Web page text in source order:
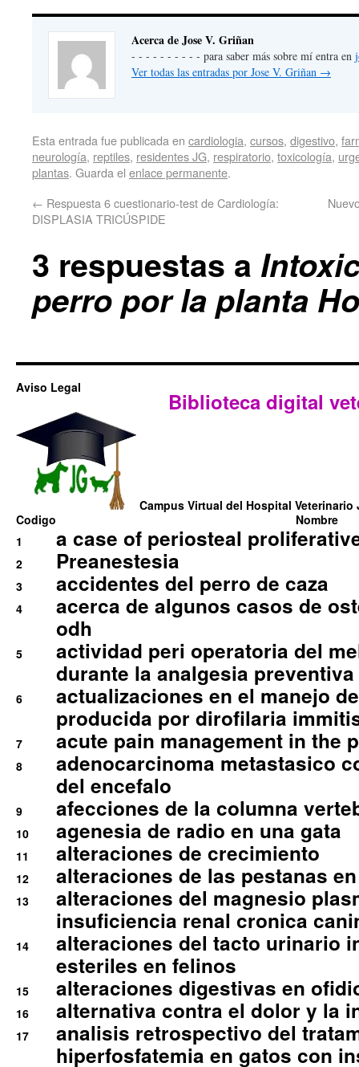
Acerca de Jose V. Griñan
- - - - - - - - - - para saber más sobre mí entra en
Ver todas las entradas por Jose V. Griñan →
Esta entrada fue publicada en cardiologia, cursos, digestivo,
neurología, reptiles, residentes JG, respiratorio, toxicología,
plantas. Guarda el enlace permanente.
← Respuesta 6 cuestionario-test de Cardiología:
DISPLASIA TRICÚSPIDE
3 respuestas a
perro por la planta
Aviso Legal
Biblioteca digital
Campus Virtual del Hospital Veterinario
Codigo
Nombre
1
a case of periosteal
2 Preanestesia
3 accidentes del perro de caza
4
acerca de algunos casos de
odh
5
actividad peri operatoria del
durante la analgesia
6
actualizaciones en el manejo
producida por dirofilaria
7 acute pain management in the
8
adenocarcinoma metastasico
del encefalo
9 afecciones de la columna
10 agenesia de radio en una gata
11 alteraciones de crecimiento
12 alteraciones de las pestanas
13
alteraciones del magnesio
insuficiencia renal cronica
14
alteraciones del tacto urinario
esteriles en felinos
15 alteraciones digestivas en
16 alternativa contra el dolor y la
17
analisis retrospectivo del
hiperfosfatemia en gatos con